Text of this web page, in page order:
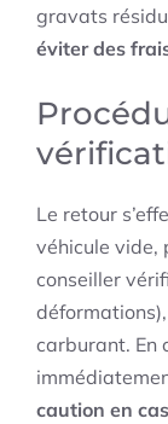
gravats
éviter des
Le retour
véhicule vide,
conseiller
carburant. En
caution en